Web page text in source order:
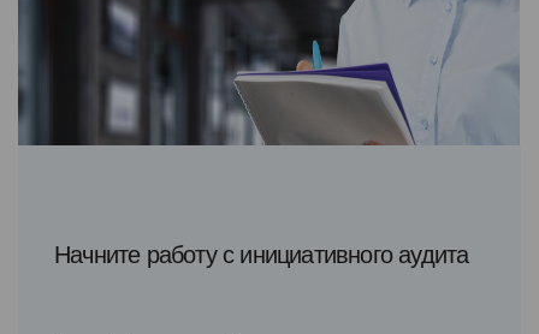
Начните работу с инициативного аудита